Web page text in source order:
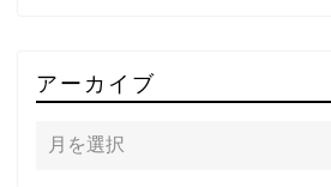
アーカイブ